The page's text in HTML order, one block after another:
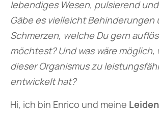
lebendiges Wesen, pulsierend
Gäbe es vielleicht Behinderungen
Schmerzen, welche Du gern
möchtest? Und was wäre möglich,
dieser Organismus zu
entwickelt hat?
Hi, ich bin Enrico und meine